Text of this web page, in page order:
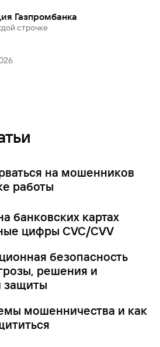
Газпромбанка
строчке
на мошенников
работы
банковских картах
цифры CVC/CVV
безопасность
решения и
защиты
мошенничества и как